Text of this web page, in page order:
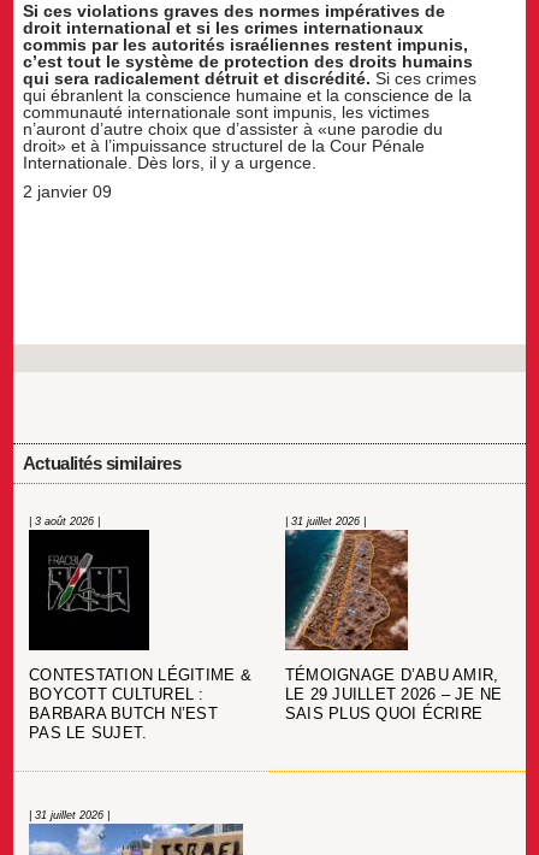
Si ces violations graves des normes impératives de
droit international et si les crimes internationaux
commis par les autorités israéliennes restent impunis,
c’est tout le système de protection des droits humains
qui sera radicalement détruit et discrédité. Si ces crimes
qui ébranlent la conscience humaine et la conscience de la
communauté internationale sont impunis, les victimes
n’auront d’autre choix que d’assister à «une parodie du
droit» et à l’impuissance structurel de la Cour Pénale
Internationale. Dès lors, il y a urgence.
2 janvier 09
Actualités similaires
| 3 août 2026 |
CONTESTATION LÉGITIME &
BOYCOTT CULTUREL :
BARBARA BUTCH N’EST
PAS LE SUJET.
| 31 juillet 2026 |
TÉMOIGNAGE D’ABU AMIR,
LE 29 JUILLET 2026 – JE NE
SAIS PLUS QUOI ÉCRIRE
| 31 juillet 2026 |